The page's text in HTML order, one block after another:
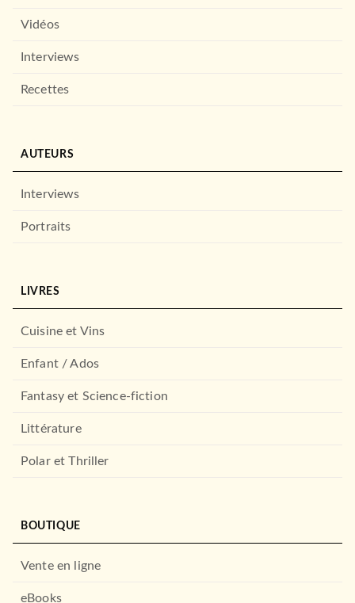
Pep Guardiola - La
MARABOUT
Vidéos
Interviews
Recettes
AUTEURS
Interviews
Portraits
LIVRES
Cuisine et Vins
Enfant / Ados
Fantasy et Science-fiction
Littérature
Polar et Thriller
BOUTIQUE
Vente en ligne
eBooks